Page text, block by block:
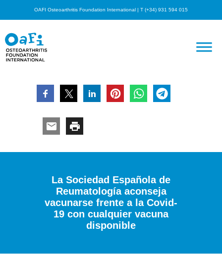
OAFI Osteoarthritis Foundation International | T (+34) 931 594 015
La Sociedad Española de
Reumatología aconseja
vacunarse frente a la Covid-
19 con cualquier vacuna
disponible